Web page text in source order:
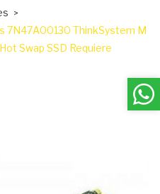
7N47A00130 ThinkSystem M
Swap SSD Requiere